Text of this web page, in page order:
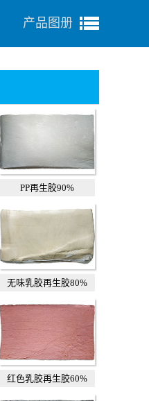
产品图册
PP再生胶90%
无味乳胶再生胶80%
红色乳胶再生胶60%